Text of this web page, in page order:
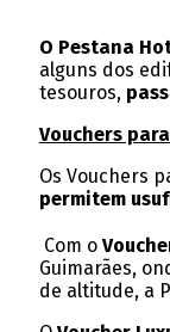
O Pestana
alguns dos
tesouros,
Vouchers
Os Vouchers
permitem
Com o
Guimarães,
de altitude, a